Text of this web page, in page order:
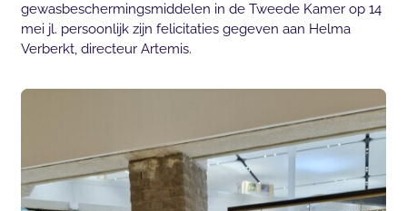
gewasbeschermingsmiddelen in de Tweede Kamer op 14
mei jl. persoonlijk zijn felicitaties gegeven aan Helma
Verberkt, directeur Artemis.